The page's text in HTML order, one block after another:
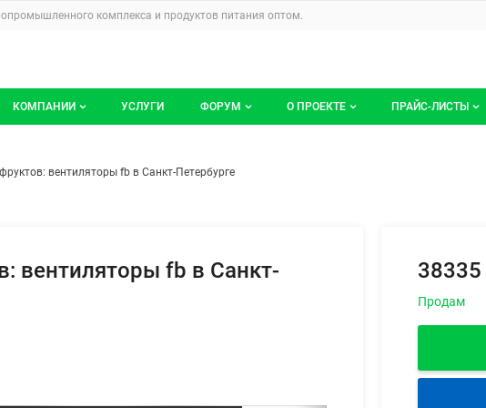
комплекса и продуктов питания оптом.
КОМПАНИИ УСЛУГИ ФОРУМ О ПРОЕКТЕ ПРАЙС-ЛИСТЫ
фруктов: вентиляторы fb в
вентиляторы fb в Санкт-Петербурге
вентиляторы fb в Санкт-
Продам